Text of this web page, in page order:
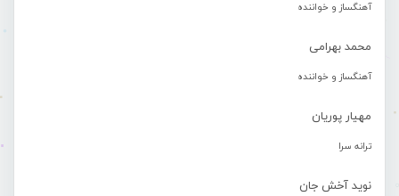
آهنگساز و خواننده
محمد بهرامی
آهنگساز و خواننده
مهیار پوریان
ترانه سرا
نوید آخش جان